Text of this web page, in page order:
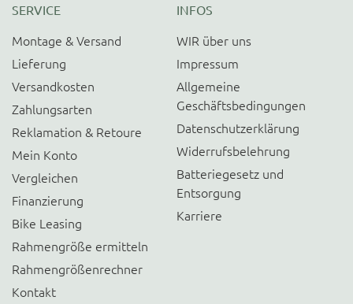
SERVICE
Montage & Versand
Lieferung
Versandkosten
Zahlungsarten
Reklamation & Retoure
Mein Konto
Vergleichen
Finanzierung
Bike Leasing
Rahmengröße ermitteln
Rahmengrößenrechner
Kontakt
INFOS
WIR über uns
Impressum
Allgemeine
Geschäftsbedingungen
Datenschutzerklärung
Widerrufsbelehrung
Batteriegesetz und
Entsorgung
Karriere